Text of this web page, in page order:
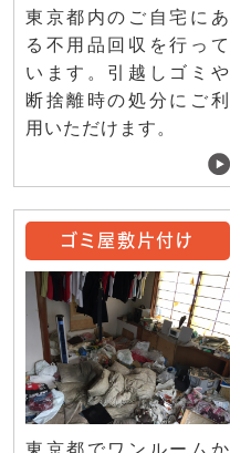
東京都内のご自宅にあ
る不用品回収を行って
います。引越しゴミや
断捨離時の処分にご利
用いただけます。
ゴミ屋敷片付け